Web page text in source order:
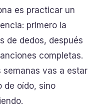
es practicar un
primero la
de dedos, después
completas.
semanas vas a estar
de oído, sino